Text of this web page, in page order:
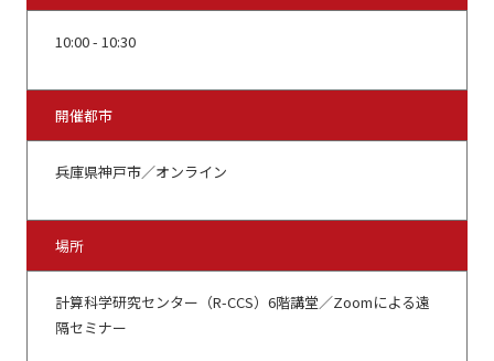
10:00 - 10:30
開催都市
兵庫県神戸市／オンライン
場所
計算科学研究センター（R-CCS）6階講堂／Zoomによる遠
隔セミナー